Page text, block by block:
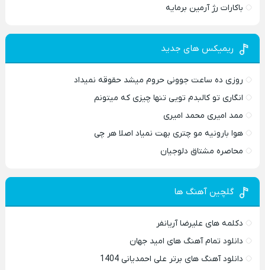
باکارات رژ آرمین برمایه
ریمیکس های جدید
روزی ده ساعت جوونی حروم میشد حقوقه نمیداد
انگاری تو کالبدم تویی تنها چیزی که میتونم
ممد امیری محمد امیری
هوا بارونیه مو چتری بهت نمیاد اصلا هر چی
محاصره مشتاق دلوجیان
گلچین آهنگ ها
دکلمه های علیرضا آریانفر
دانلود تمام آهنگ های امید جهان
دانلود آهنگ های برتر علی احمدیانی 1404